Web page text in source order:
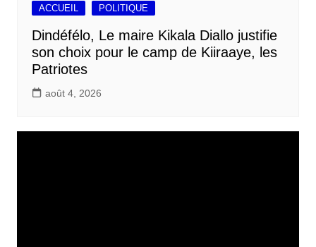
ACCUEIL POLITIQUE
Dindéfélo, Le maire Kikala Diallo justifie
son choix pour le camp de Kiiraaye, les
Patriotes
août 4, 2026